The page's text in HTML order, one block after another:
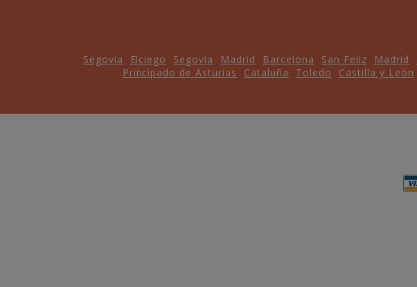
Segovia Elciego Segovia Madrid Barcelona San Feliz Madrid
Principado de Asturias
Cataluña Toledo Castilla y León